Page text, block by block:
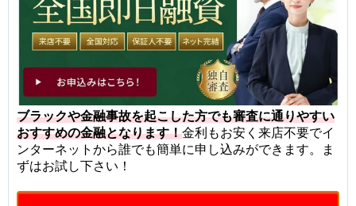
ブラックや金融事故を起こした方でも審査に通りやすい
おすすめの金融となります！金利もお安く来店不要でイ
ンターネットから誰でも簡単に申し込みができます。ま
ずはお試し下さい！